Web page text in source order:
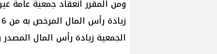
الجمعية زيادة رأس المال المصدر والمدفوع من 4.46